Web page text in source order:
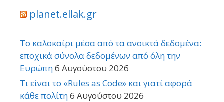
planet.ellak.gr
Το καλοκαίρι μέσα από τα ανοικτά δεδομένα:
εποχικά σύνολα δεδομένων από όλη την
Ευρώπη6 Αυγούστου 2026
Τι είναι το «Rules as Code» και γιατί αφορά
κάθε πολίτη6 Αυγούστου 2026